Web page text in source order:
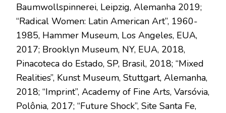
Baumwollspinnerei, Leipzig, Alemanha 2019;
“Radical Women: Latin American Art”, 1960-
1985, Hammer Museum, Los Angeles, EUA,
2017; Brooklyn Museum, NY, EUA, 2018,
Pinacoteca do Estado, SP, Brasil, 2018; “Mixed
Realities”, Kunst Museum, Stuttgart, Alemanha,
2018; “Imprint”, Academy of Fine Arts, Varsóvia,
Polônia, 2017; “Future Shock”, Site Santa Fe,